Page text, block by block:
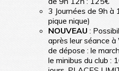
3 Journées de 9h
pique nique)
NOUVEAU :
après leur séance
de dépose : le
le minibus du club :